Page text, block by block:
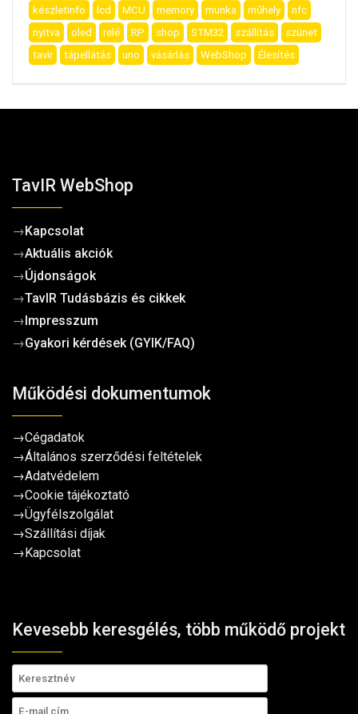
készletinfo
lcd MCU memory munka műhely
nfc
nyitva
oled relé RP shop STM32 szállítás
szünet
tavir
tápellátás uno vásárlás WebShop Élesítés
TavIR WebShop
→Kapcsolat
→Aktuális akciók
→Újdonságok
→TavIR Tudásbázis és cikkek
→Impresszum
→Gyakori kérdések (GYIK/FAQ)
Működési dokumentumok
→Cégadatok
→Általános szerződési feltételek
→Adatvédelem
→Cookie tájékoztató
→Ügyfélszolgálat
→Szállítási díjak
→Kapcsolat
Kevesebb keresgélés, több működő projekt